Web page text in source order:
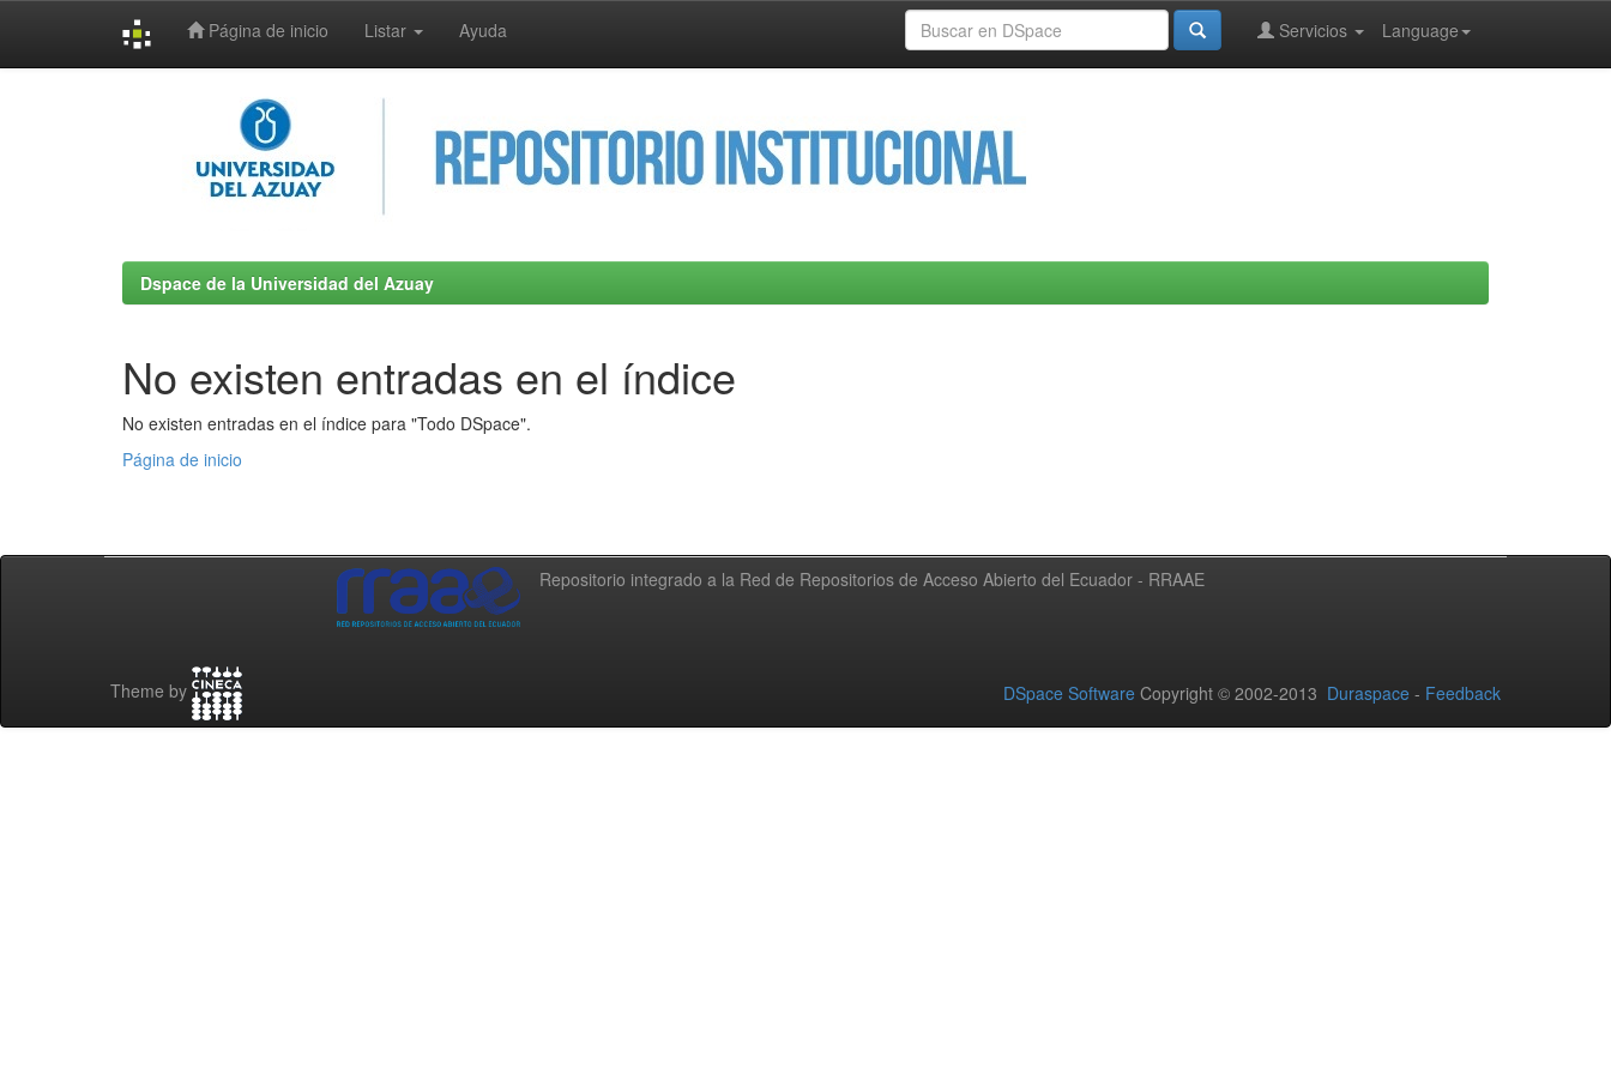
Página de inicio Listar Ayuda Language
Servicios
Dspace de la Universidad del Azuay
No existen entradas en el índice
No existen entradas en el índice para "Todo DSpace".
Página de inicio
Repositorio integrado a la Red de Repositorios de Acceso Abierto del Ecuador - RRAAE
Theme by DSpace Software Copyright © 2002-2013 Duraspace - Feedback